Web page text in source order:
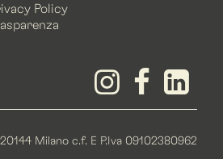
Policy
Milano c.f. E P.Iva 09102380962